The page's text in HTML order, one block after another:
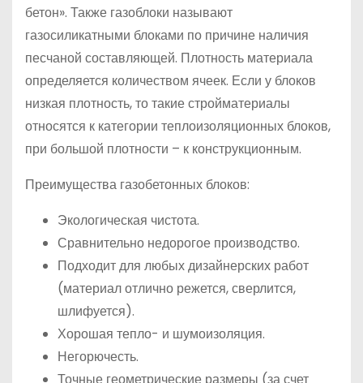
бетон». Также газоблоки называют
газосиликатными блоками по причине наличия
песчаной составляющей. Плотность материала
определяется количеством ячеек. Если у блоков
низкая плотность, то такие стройматериалы
относятся к категории теплоизоляционных блоков,
при большой плотности – к конструкционным.
Преимущества газобетонных блоков:
Экологическая чистота.
Сравнительно недорогое производство.
Подходит для любых дизайнерских работ
(материал отлично режется, сверлится,
шлифуется).
Хорошая тепло- и шумоизоляция.
Негорючесть.